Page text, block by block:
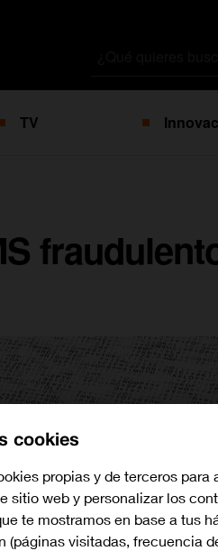
TV
cookies
propias y de terceros para
sitio web y personalizar los
te mostramos en base a tus
(páginas visitadas, frecuencia